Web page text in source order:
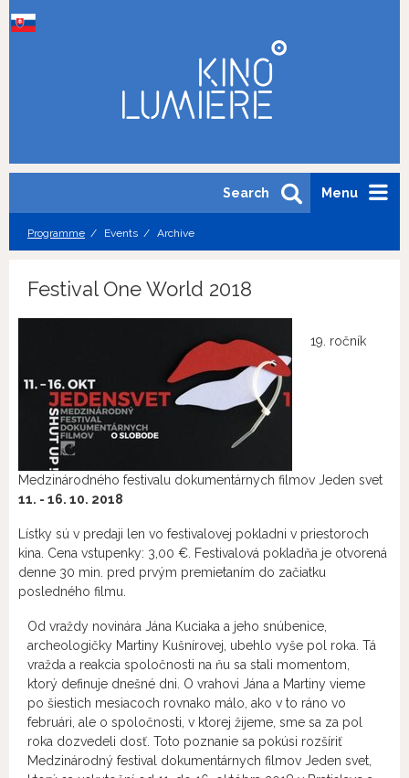
Menu
Search
Programme Events Archive
Festival One World 2018
19. ročník
Medzinárodného festivalu dokumentárnych filmov Jeden svet
11. - 16. 10. 2018
Lístky sú v predaji len vo festivalovej pokladni v priestoroch
kina. Cena vstupenky: 3,00 €. Festivalová pokladňa je otvorená
denne 30 min. pred prvým premietaním do začiatku
posledného filmu.
Od vraždy novinára Jána Kuciaka a jeho snúbenice,
archeologičky Martiny Kušnírovej, ubehlo vyše pol roka. Tá
vražda a reakcia spoločnosti na ňu sa stali momentom,
ktorý definuje dnešné dni. O vrahovi Jána a Martiny vieme
po šiestich mesiacoch rovnako málo, ako v to ráno vo
februári, ale o spoločnosti, v ktorej žijeme, sme sa za pol
roka dozvedeli dosť. Toto poznanie sa pokúsi rozšíriť
Medzinárodný festival dokumentárnych filmov Jeden svet,